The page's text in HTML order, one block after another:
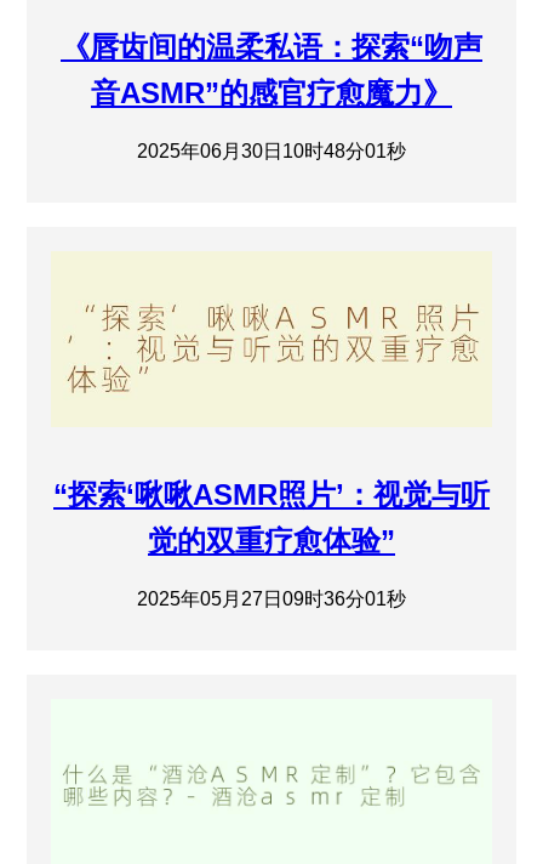
《唇齿间的温柔私语：探索“吻声
音ASMR”的感官疗愈魔力》
2025年06月30日10时48分01秒
“探索‘啾啾ASMR照片’：视觉与听
觉的双重疗愈体验”
2025年05月27日09时36分01秒